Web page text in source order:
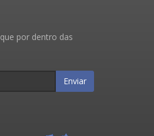
por dentro das
Enviar